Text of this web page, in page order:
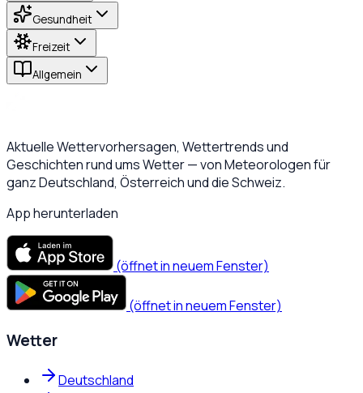
Gesundheit
Freizeit
Allgemein
Aktuelle Wettervorhersagen, Wettertrends und
Geschichten rund ums Wetter — von Meteorologen für
ganz Deutschland, Österreich und die Schweiz.
App herunterladen
(öffnet in neuem Fenster)
(öffnet in neuem Fenster)
Wetter
Deutschland